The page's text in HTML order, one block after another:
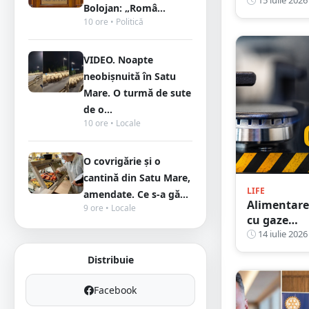
Bolojan: „Româ...
10 ore • Politică
VIDEO. Noapte
neobișnuită în Satu
Mare. O turmă de sute
de o...
10 ore • Locale
O covrigărie și o
cantină din Satu Mare,
amendate. Ce s-a gă...
9 ore • Locale
Distribuie
Facebook
SA caută
electrician
auto
LIFE
cu gaze
naturale va
fi
joi în patru
localități
județul
14 iulie 2026